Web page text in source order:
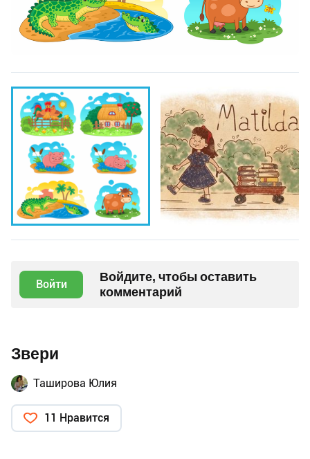
Войти
Войдите, чтобы оставить
комментарий
Звери
Таширова Юлия
11 Нравится